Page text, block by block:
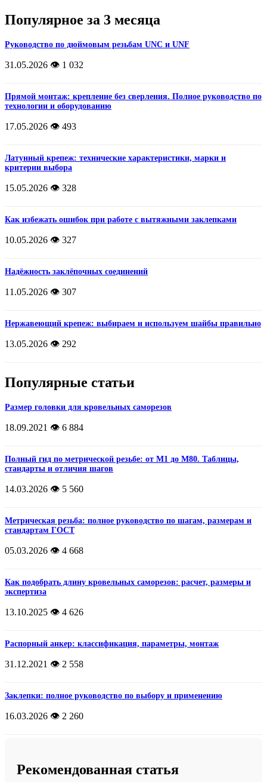
Популярное за 3 месяца
Руководство по дюймовым резьбам UNC и UNF
31.05.2026 👁️ 1 032
Прямой монтаж: крепление без сверления. Полное руководство по
технологии и оборудованию
17.05.2026 👁️ 493
Латунный крепеж: технические характеристики, марки и
критерии выбора
15.05.2026 👁️ 328
Как избежать ошибок при работе с вытяжными заклепками
10.05.2026 👁️ 327
Надёжность заклёпочных соединений
11.05.2026 👁️ 307
Нержавеющий крепеж: выбираем и используем шайбы правильно
13.05.2026 👁️ 292
Популярные статьи
Размер головки для кровельных саморезов
18.09.2021 👁️ 6 884
Полный гид по метрической резьбе: от М1 до М80. Таблицы,
стандарты и отличия шагов
14.03.2026 👁️ 5 560
Метрическая резьба: полное руководство по шагам, размерам и
стандартам ГОСТ
05.03.2026 👁️ 4 668
Как подобрать длину кровельных саморезов: расчет, размеры и
экспертиза
13.10.2025 👁️ 4 626
Распорный анкер: классификация, параметры, монтаж
31.12.2021 👁️ 2 558
Заклепки: полное руководство по выбору и применению
16.03.2026 👁️ 2 260
Рекомендованная статья